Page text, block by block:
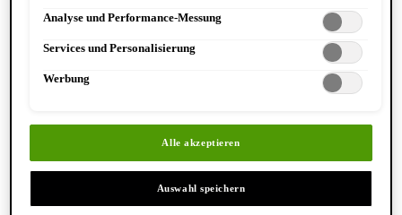
Entdecken Sie Hand & Körper
Datenschutzinformationen.
Analyse und Performance-Messung
Services und Personalisierung
Werbung
Alle akzeptieren
Auswahl speichern